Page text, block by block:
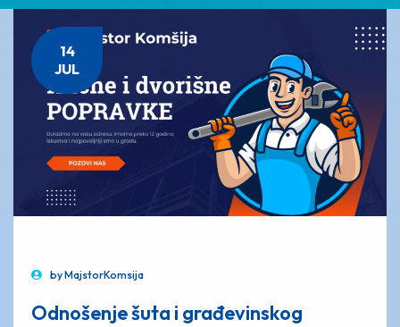
14
JUL
byMajstorKomsija
Odnošenje šuta i građevinskog